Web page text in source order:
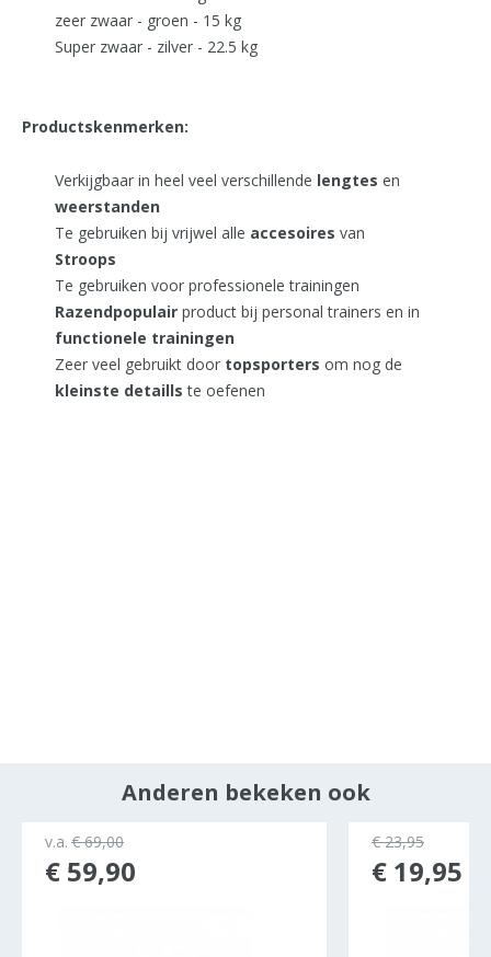
zeer zwaar - groen - 15 kg
Super zwaar - zilver - 22.5 kg
Productskenmerken:
Verkijgbaar in heel veel verschillende lengtes en
weerstanden
Te gebruiken bij vrijwel alle accesoires van
Stroops
Te gebruiken voor professionele trainingen
Razendpopulair product bij personal trainers en in
functionele trainingen
Zeer veel gebruikt door topsporters om nog de
kleinste detaillste oefenen
Anderen bekeken ook
v.a. € 69,00
€ 59,90
€ 23,95
€ 19,95